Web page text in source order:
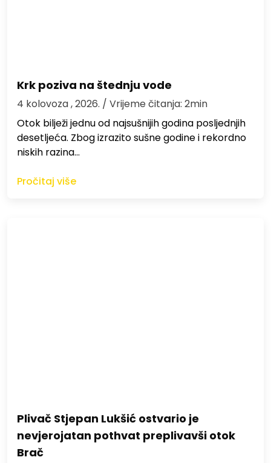
Krk poziva na štednju vode
4 kolovoza , 2026. / Vrijeme čitanja: 2min
Otok bilježi jednu od najsušnijih godina posljednjih
desetljeća. Zbog izrazito sušne godine i rekordno
niskih razina…
Pročitaj više
Plivač Stjepan Lukšić ostvario je
nevjerojatan pothvat preplivavši otok
Brač